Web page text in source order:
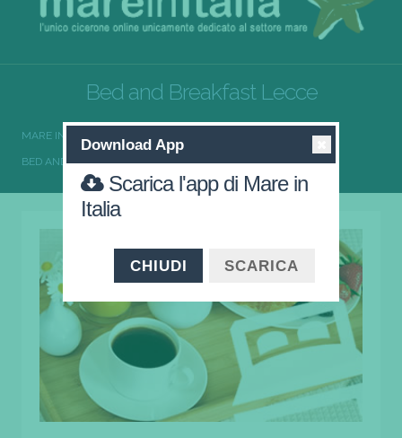
Bed and Breakfast Lecce
MARE IN ITALIA
BED AND BREAKFAST PUGLIA BED AND BREAKFAST LECCE
Download App
Scarica l'app di Mare in
Italia
CHIUDI SCARICA